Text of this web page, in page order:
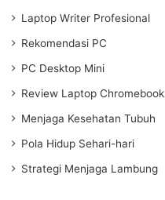
Laptop Writer Profesional
Rekomendasi PC
PC Desktop Mini
Review Laptop Chromebook
Menjaga Kesehatan Tubuh
Pola Hidup Sehari-hari
Strategi Menjaga Lambung